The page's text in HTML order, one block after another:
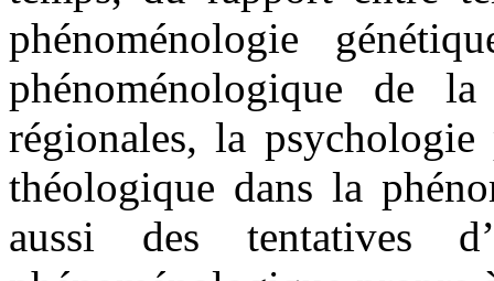
phénoménologie
phénoménologique de
régionales, la
théologique dans la
aussi des tentatives